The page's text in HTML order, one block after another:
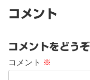
コメント
コメントをどうぞ
コメント ※